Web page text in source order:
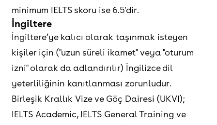
minimum IELTS skoru ise 6.5'dir.
İngiltere
İngiltere’ye kalıcı olarak taşınmak isteyen
kişiler için ("uzun süreli ikamet" veya "oturum
izni" olarak da adlandırılır) İngilizce dil
yeterliliğinin kanıtlanması zorunludur.
Birleşik Krallık Vize ve Göç Dairesi (UKVI);
IELTS Academic, IELTS General Training ve